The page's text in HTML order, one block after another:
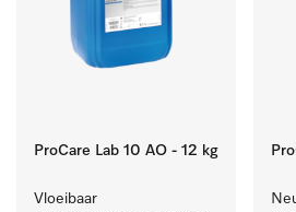
ProCare Lab 10 AO - 12 kg
Vloeibaar